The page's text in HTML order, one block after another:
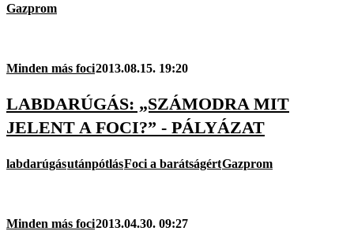
Gazprom
Minden más foci2013.08.15. 19:20
LABDARÚGÁS: „SZÁMODRA MIT
JELENT A FOCI?” - PÁLYÁZAT
labdarúgásutánpótlásFoci a barátságértGazprom
Minden más foci2013.04.30. 09:27